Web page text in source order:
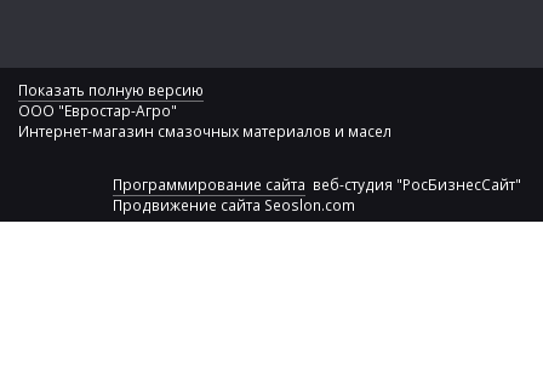
Показать полную версию
ООО "Евростар-Агро"
Интернет-магазин смазочных материалов и масел
Программирование сайта веб-студия "РосБизнесСайт"
Продвижение сайта Seoslon.com